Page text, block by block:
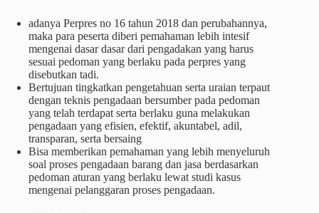
adanya Perpres no 16 tahun 2018 dan perubahannya,
maka para peserta diberi pemahaman lebih intesif
mengenai dasar dasar dari pengadakan yang harus
sesuai pedoman yang berlaku pada perpres yang
disebutkan tadi.
Bertujuan tingkatkan pengetahuan serta uraian terpaut
dengan teknis pengadaan bersumber pada pedoman
yang telah terdapat serta berlaku guna melakukan
pengadaan yang efisien, efektif, akuntabel, adil,
transparan, serta bersaing
Bisa memberikan pemahaman yang lebih menyeluruh
soal proses pengadaan barang dan jasa berdasarkan
pedoman aturan yang berlaku lewat studi kasus
mengenai pelanggaran proses pengadaan.